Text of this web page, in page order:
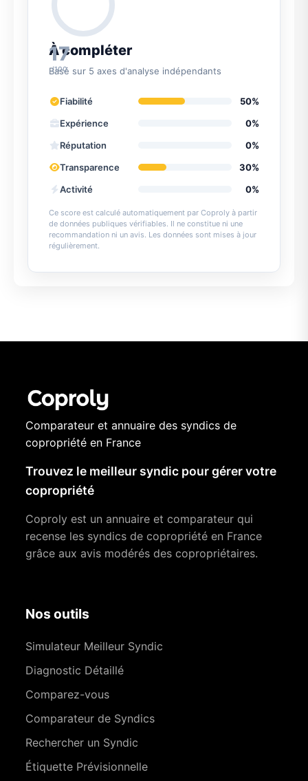
17
/100
À compléter
Basé sur 5 axes d'analyse indépendants
Fiabilité
50%
Expérience
0%
Réputation
0%
Transparence
30%
Activité
0%
Ce score est calculé automatiquement par Coproly à partir
de données publiques vérifiables. Il ne constitue ni une
recommandation ni un avis. Les données sont mises à jour
régulièrement.
Comparateur et annuaire des syndics de
copropriété en France
Trouvez le meilleur syndic pour gérer votre
copropriété
Coproly est un annuaire et comparateur qui
recense les syndics de copropriété en France
grâce aux avis modérés des copropriétaires.
Nos outils
Simulateur Meilleur Syndic
Diagnostic Détaillé
Comparez-vous
Comparateur de Syndics
Rechercher un Syndic
Étiquette Prévisionnelle